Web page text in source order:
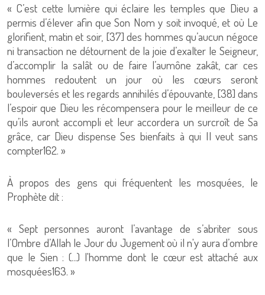
« C’est cette lumière qui éclaire les temples que Dieu a
permis d’élever afin que Son Nom y soit invoqué, et où Le
glorifient, matin et soir, [37] des hommes qu’aucun négoce
ni transaction ne détournent de la joie d’exalter le Seigneur,
d’accomplir la salât ou de faire l’aumône zakât, car ces
hommes redoutent un jour où les cœurs seront
bouleversés et les regards annihilés d’épouvante, [38] dans
l’espoir que Dieu les récompensera pour le meilleur de ce
qu’ils auront accompli et leur accordera un surcroît de Sa
grâce, car Dieu dispense Ses bienfaits à qui Il veut sans
compter162. »
À propos des gens qui fréquentent les mosquées, le
Prophète dit :
« Sept personnes auront l’avantage de s’abriter sous
l’Ombre d’Allah le Jour du Jugement où il n'y aura d’ombre
que le Sien : (...) l'homme dont le cœur est attaché aux
mosquées163. »